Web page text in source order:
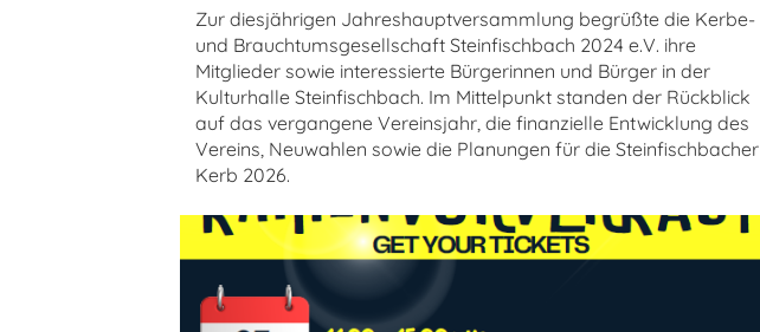
Zur diesjährigen Jahreshauptversammlung begrüßte die Kerbe-
und Brauchtumsgesellschaft Steinfischbach 2024 e.V. ihre
Mitglieder sowie interessierte Bürgerinnen und Bürger in der
Kulturhalle Steinfischbach. Im Mittelpunkt standen der Rückblick
auf das vergangene Vereinsjahr, die finanzielle Entwicklung des
Vereins, Neuwahlen sowie die Planungen für die Steinfischbacher
Kerb 2026.